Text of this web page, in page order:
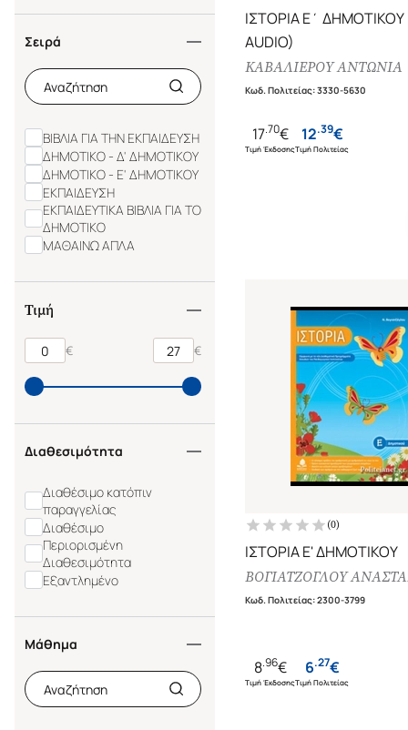
ΝΤΕΚΑΣΤΡΟ ΜΑΡΙΖΑ
ΠΑΠΑΡΗ ΚΑΤΕΡΙΝΑ
ΠΟΥΤΟΥ ΕΥΓΕΝΙΑ
Σειρά
ΒΙΒΛΙΑ ΓΙΑ ΤΗΝ ΕΚΠΑΙΔΕΥΣΗ
ΔΗΜΟΤΙΚΟ - Δ' ΔΗΜΟΤΙΚΟΥ
ΔΗΜΟΤΙΚΟ - Ε' ΔΗΜΟΤΙΚΟΥ
ΕΚΠΑΙΔΕΥΣΗ
ΕΚΠΑΙΔΕΥΤΙΚΑ ΒΙΒΛΙΑ ΓΙΑ ΤΟ
ΔΗΜΟΤΙΚΟ
ΜΑΘΑΙΝΩ ΑΠΛΑ
Τιμή
€ €
Διαθεσιμότητα
Διαθέσιμο κατόπιν
παραγγελίας
Διαθέσιμο
Περιορισμένη
Διαθεσιμότητα
Εξαντλημένο
Μάθημα
ΙΣΤΟΡΙΑ Ε΄ ΔΗΜΟΤΙΚΟΥ
AUDIO)
ΚΑΒΑΛΙΕΡΟΥ ΑΝΤΩΝΙΑ
Κωδ. Πολιτείας:3330-5630
17.70€
Τιμή Έκδοσης
12.39€
Τιμή Πολιτείας
(0)
ΙΣΤΟΡΙΑ Ε' ΔΗΜΟΤΙΚΟΥ
ΒΟΓΙΑΤΖΟΓΛΟΥ
Κωδ. Πολιτείας:2300-3799
8.96€
Τιμή Έκδοσης
6.27€
Τιμή Πολιτείας